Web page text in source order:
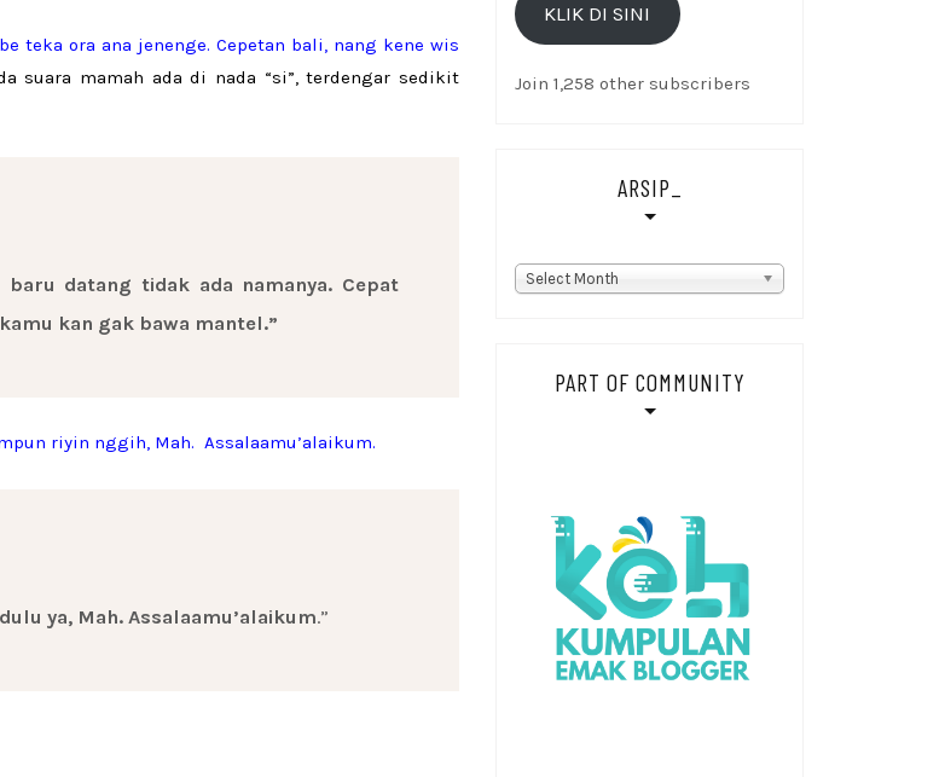
teka ora ana jenenge. Cepetan bali, nang kene wis
suara mamah ada di nada “si”, terdengar sedikit
datang tidak ada namanya. Cepat
kan gak bawa mantel.”
riyin nggih, Mah. Assalaamu’alaikum.
ya, Mah. Assalaamu’alaikum.”
KLIK DI SINI
Join 1,258 other subscribers
ARSIP_
Arsip_
Select Month
PART OF COMMUNITY